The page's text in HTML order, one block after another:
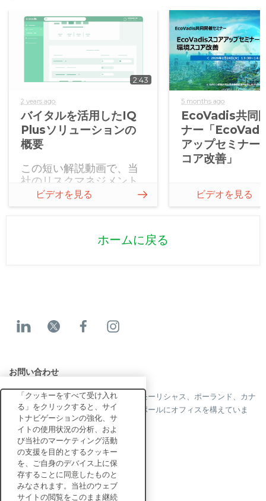
2:43
2 years ago
バイタルを活用したIQ
Plusソリューションの
概要
この短い解説動画で、当
社のリスクマネジメント
ソリューションである、
バイタルを活用した
ビデオを見る
5 months ago
EcoVadis共同
ナー「
アップセミナー
コア改善」
ビデオを見る
ホームに戻る
お問い合わせ
当社はフランス、米国、英国、香港、モーリシャス、ポーランド、カナ
ダ、ドイツ、日本、スペイン、シンガポールにオフィスを構えていま
す。
お問い合わせ
「クッキーをすべて受け入れ
る」をクリックすると、サイ
トナビゲーションの強化、サ
イトの使用状況の分析、およ
び当社のマーケティング活動
の支援を目的とするクッキー
を、ご自身のデバイス上に保
存することに同意したものと
みなされます。当社のウェブ
サイトの閲覧をこのまま継続